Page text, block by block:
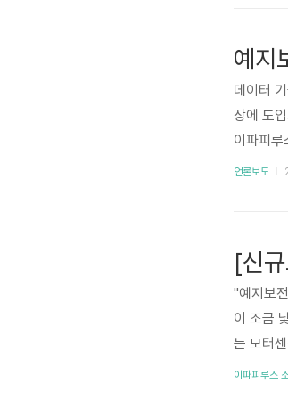
예지
데이터
장에 도
이파피루
타나는
언론보도
"예지보
이 조금
는 모터
와 모터
이파피루스